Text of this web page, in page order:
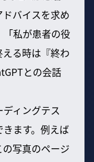
バイスを求め
私が患者の役
る時は『終わ
との会話
ィングテス
ます。例えば
写真のページ